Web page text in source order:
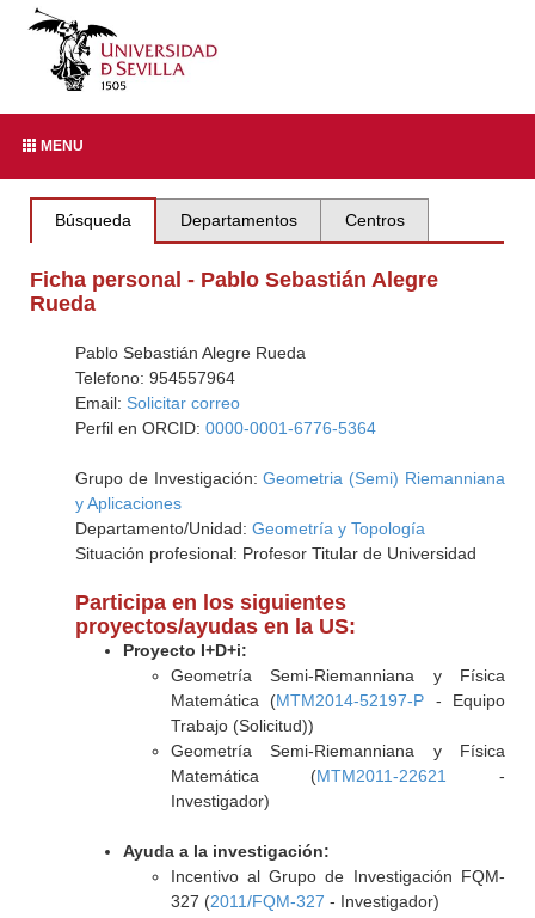
MENU
Búsqueda Departamentos Centros
Ficha personal - Pablo Sebastián Alegre
Rueda
Pablo Sebastián Alegre Rueda
Telefono: 954557964
Email: Solicitar correo
Perfil en ORCID: 0000-0001-6776-5364
Grupo de Investigación:Geometria (Semi) Riemanniana
y Aplicaciones
Departamento/Unidad: Geometría y Topología
Situación profesional: Profesor Titular de Universidad
Participa en los siguientes
proyectos/ayudas en la US:
Proyecto I+D+i:
Geometría Semi-Riemanniana y Física
Matemática (MTM2014-52197-P - Equipo
Trabajo (Solicitud))
Geometría Semi-Riemanniana y Física
Matemática (MTM2011-22621
-
Investigador)
Ayuda a la investigación:
Incentivo al Grupo de Investigación FQM-
327 (2011/FQM-327 - Investigador)